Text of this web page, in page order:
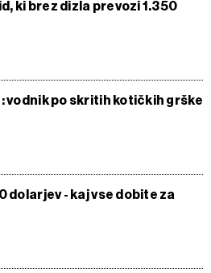
ki brez dizla prevozi 1.350
vodnik po skritih kotičkih grške
dolarjev - kaj vse dobite za